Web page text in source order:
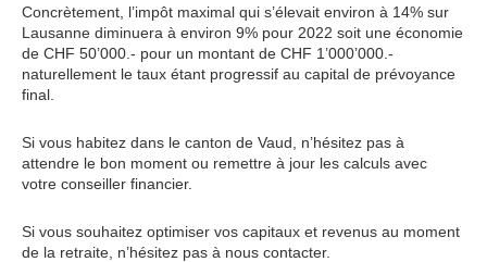
Concrètement, l’impôt maximal qui s’élevait environ à 14% sur
Lausanne diminuera à environ 9% pour 2022 soit une économie
de CHF 50’000.- pour un montant de CHF 1’000’000.-
naturellement le taux étant progressif au capital de prévoyance
final.
Si vous habitez dans le canton de Vaud, n’hésitez pas à
attendre le bon moment ou remettre à jour les calculs avec
votre conseiller financier.
Si vous souhaitez optimiser vos capitaux et revenus au moment
de la retraite, n’hésitez pas à nous contacter.